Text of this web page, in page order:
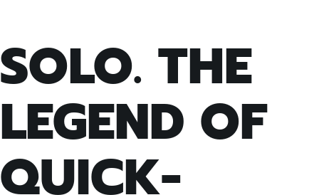
SOLO. THE
LEGEND OF
QUICK-